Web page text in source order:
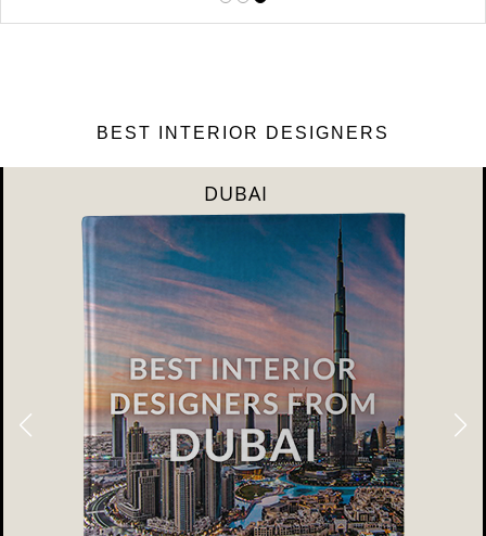
BEST INTERIOR DESIGNERS
DUBAI